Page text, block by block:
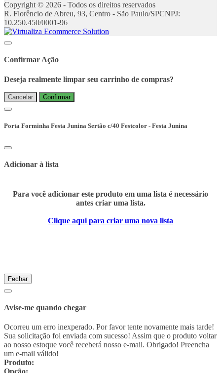
Copyright © 2026 - Todos os direitos reservados
R. Florêncio de Abreu, 93, Centro - São Paulo/SPCNPJ:
10.250.450/0001-96
Confirmar Ação
Deseja realmente limpar seu carrinho de compras?
Cancelar Confirmar
Porta Forminha Festa Junina Sertão c/40 Festcolor - Festa Junina
Adicionar à lista
Para você adicionar este produto em uma lista é necessário
antes criar uma lista.
Clique aqui para criar uma nova lista
Fechar
Avise-me quando chegar
Ocorreu um erro inexperado. Por favor tente novamente mais tarde!
Sua solicitação foi enviada com sucesso! Assim que o produto voltar
ao nosso estoque você receberá nosso e-mail. Obrigado! Preencha
um e-mail válido!
Produto:
Opção: